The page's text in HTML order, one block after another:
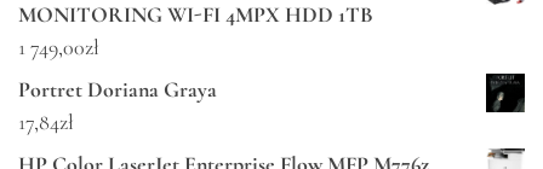
MONITORING WI-FI 4MPX HDD 1TB
1 749,00zł
Portret Doriana Graya
17,84zł